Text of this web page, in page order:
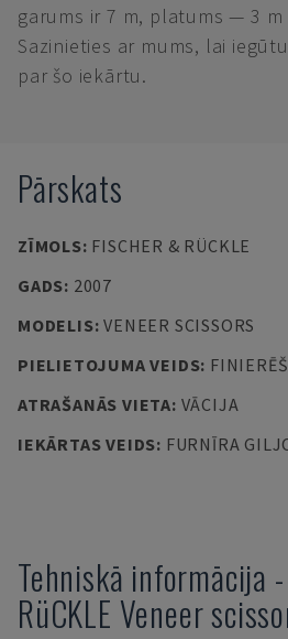
garums ir 7 m, platums — 3
Sazinieties ar mums, lai
par šo iekārtu.
Pārskats
ZĪMOLS: FISCHER & RÜCKLE
GADS: 2007
MODELIS:VENEER SCISSORS
PIELIETOJUMA VEIDS:
ATRAŠANĀS VIETA: VĀCIJA
IEKĀRTAS VEIDS: FURNĪRA
Tehniskā informācija -
RüCKLE Veneer